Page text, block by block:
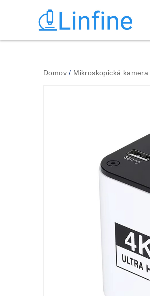
Domov / Mikroskopická kamera